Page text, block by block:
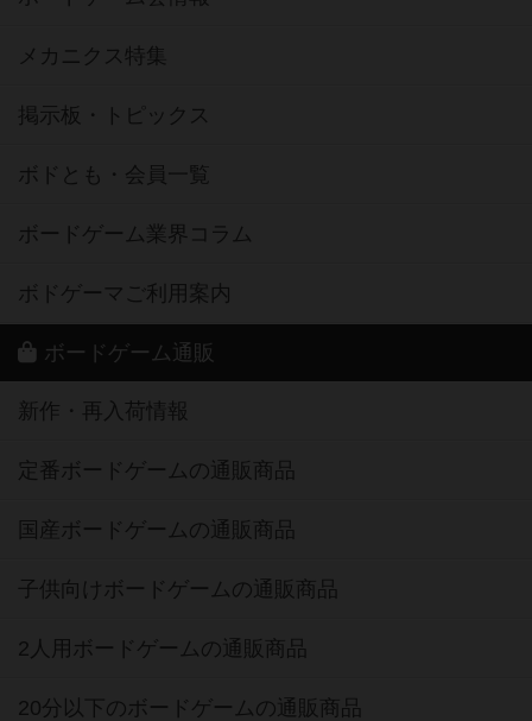
メカニクス特集
掲示板・トピックス
ボドとも・会員一覧
ボードゲーム業界コラム
ボドゲーマご利用案内
ボードゲーム通販
新作・再入荷情報
定番ボードゲームの通販商品
国産ボードゲームの通販商品
子供向けボードゲームの通販商品
2人用ボードゲームの通販商品
20分以下のボードゲームの通販商品